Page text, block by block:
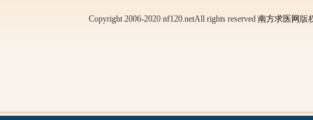
Copyright 2006-2020 nf120.netAll rights reserved 南方求医网 版